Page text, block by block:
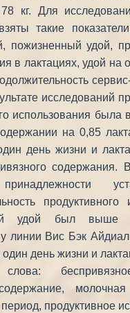
кг. Для
такие
пожизненный удой,
в лактациях, удой на
исследований
использования
на 0,85
день жизни и
содержания.
продуктивного
удой был выше
линии Вис Бэк
один день жизни и
молочная
продуктивное